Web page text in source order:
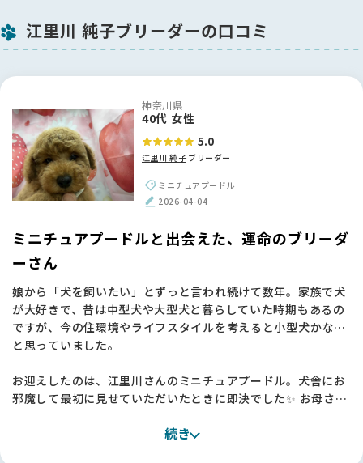
江里川 純子ブリーダーの口コミ
神奈川県
40代 女性
5.0
江里川 純子 ブリーダー
ミニチュアプードル
2026-04-04
ミニチュアプードルと出会えた、運命のブリーダ
ーさん
娘から「犬を飼いたい」とずっと言われ続けて数年。家族で犬
が大好きで、昔は中型犬や大型犬と暮らしていた時期もあるの
ですが、今の住環境やライフスタイルを考えると小型犬かな…
と思っていました。
お迎えしたのは、江里川さんのミニチュアプードル。犬舎にお
邪魔して最初に見せていただいたときに即決でした✨ お母さん
みんな健康で穏やか。「本当にすごくいい環境で育てていらっ
続き